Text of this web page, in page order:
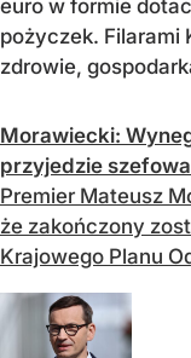
euro w formie
pożyczek. Filarami
zdrowie,
Morawiecki:
przyjedzie
Premier Mateusz
że zakończony
Krajowego Planu